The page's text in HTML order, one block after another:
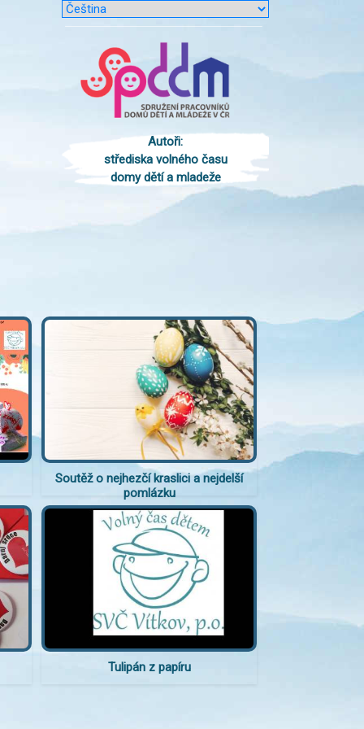
Autoři:
střediska volného času
domy dětí a mladeže
Soutěž o nejhezčí kraslici a nejdelší
pomlázku
Tulipán z papíru